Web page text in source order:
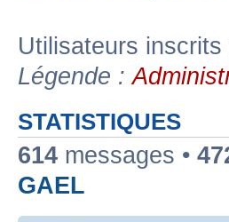
Utilisateurs
Légende :
STATISTIQUES
614 messages •
GAEL